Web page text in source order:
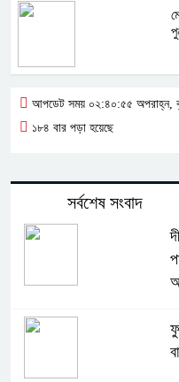
আপডেট সময় ০২:৪০:৫৫ অপরাহ্ন,
১৮৪ বার পড়া হয়েছে
সর্বশেষ সংবাদ